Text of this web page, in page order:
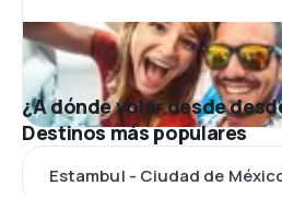
¿A dónde volar desde
Destinos más populares
Estambul - Ciudad de